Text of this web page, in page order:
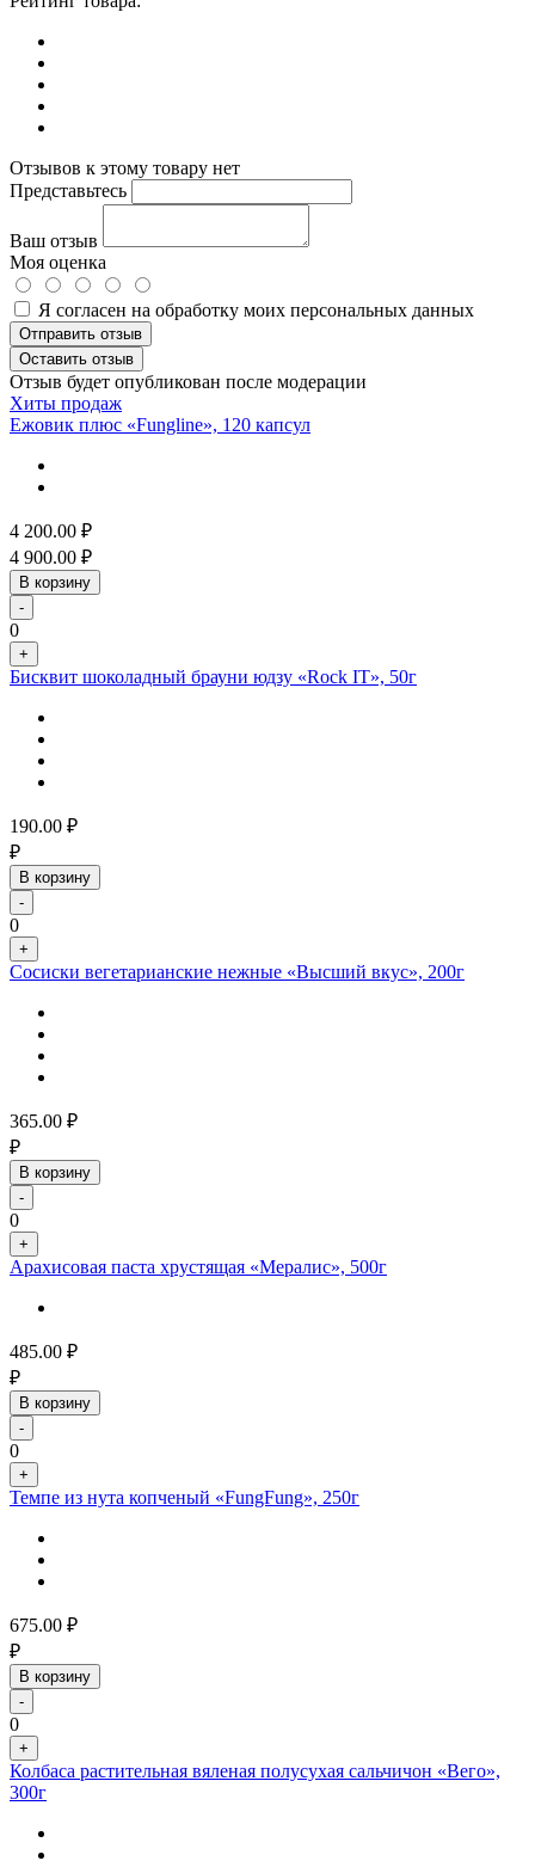
Отзывов к этому товару нет
Представьтесь
Ваш отзыв
Моя оценка
Я согласен на обработку моих персональных данных
Отправить отзыв
Оставить отзыв
Отзыв будет опубликован после модерации
Хиты продаж
Ежовик плюс «Fungline», 120 капсул
4 200.00 ₽
4 900.00 ₽
В корзину
-
0
+
Бисквит шоколадный брауни юдзу «Rock IT», 50г
190.00 ₽
₽
В корзину
-
0
+
Сосиски вегетарианские нежные «Высший вкус», 200г
365.00 ₽
₽
В корзину
-
0
+
Арахисовая паста хрустящая «Мералис», 500г
485.00 ₽
₽
В корзину
-
0
+
Темпе из нута копченый «FungFung», 250г
675.00 ₽
₽
В корзину
-
0
+
Колбаса растительная вяленая полусухая сальчичон «Вего»,
300г